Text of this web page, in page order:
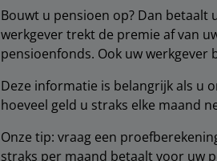
Bouwt u pensioen op? Dan
werkgever trekt de premie af van
pensioenfonds. Ook uw
Deze informatie is belangrijk als u
hoeveel geld u straks elke maand
Onze tip: vraag een
straks per maand betaalt voor uw